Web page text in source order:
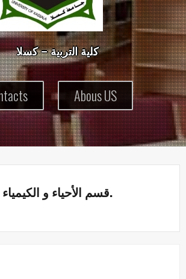
كليةالتربية–كسل
Abous US
3. قسم الأحياء و الكيمياء.